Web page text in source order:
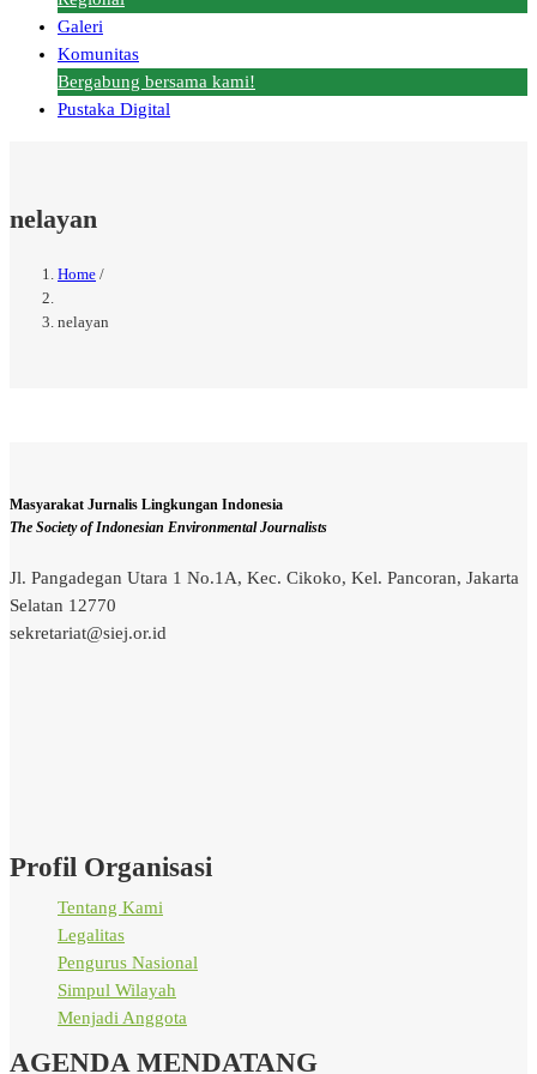
Galeri
Komunitas
Bergabung bersama kami!
Pustaka Digital
nelayan
Breadcrumb
Home /
nelayan
Masyarakat Jurnalis Lingkungan Indonesia
The Society of Indonesian Environmental Journalists
Jl. Pangadegan Utara 1 No.1A, Kec. Cikoko, Kel. Pancoran, Jakarta
Selatan 12770
sekretariat@siej.or.id
Profil Organisasi
Tentang Kami
Legalitas
Pengurus Nasional
Simpul Wilayah
Menjadi Anggota
AGENDA MENDATANG